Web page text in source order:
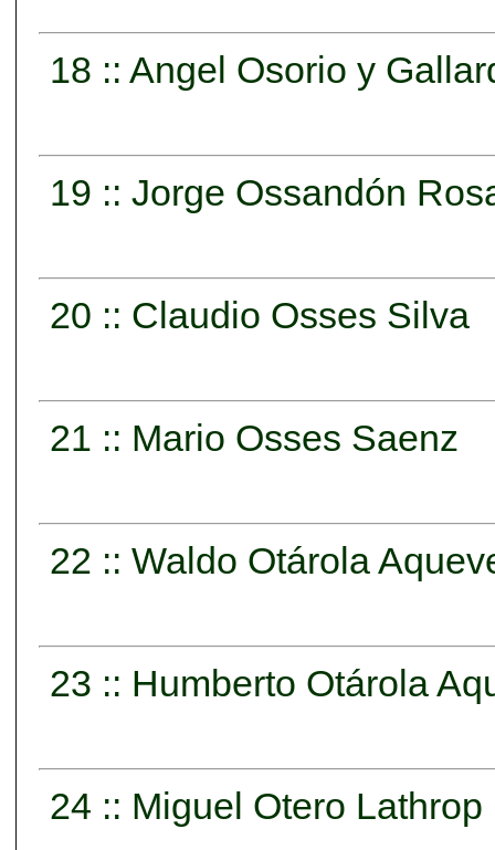
18 :: Angel Osorio y
19 :: Jorge Ossandón
20 :: Claudio Osses Silva
21 :: Mario Osses Saenz
22 :: Waldo Otárola
23 :: Humberto Otárola
24 :: Miguel Otero Lathrop